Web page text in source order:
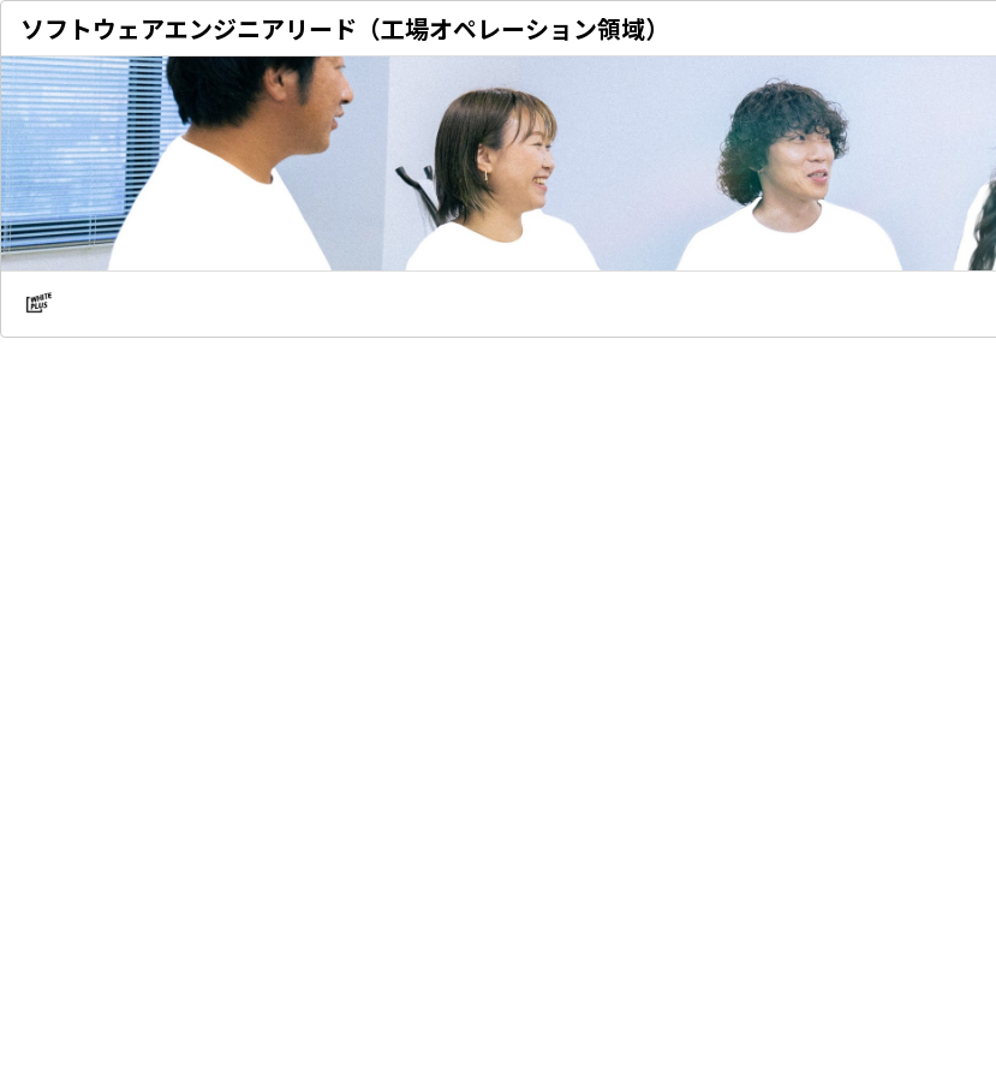
ソフトウェアエンジニアリード（工場オペレーション領域）